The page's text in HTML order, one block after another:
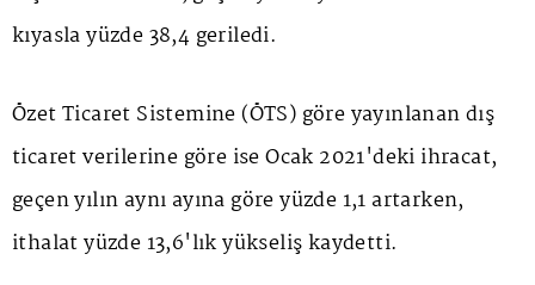
kıyasla yüzde 38,4 geriledi.
Özet Ticaret Sistemine (ÖTS) göre yayınlanan dış
ticaret verilerine göre ise Ocak 2021'deki ihracat,
geçen yılın aynı ayına göre yüzde 1,1 artarken,
ithalat yüzde 13,6'lık yükseliş kaydetti.